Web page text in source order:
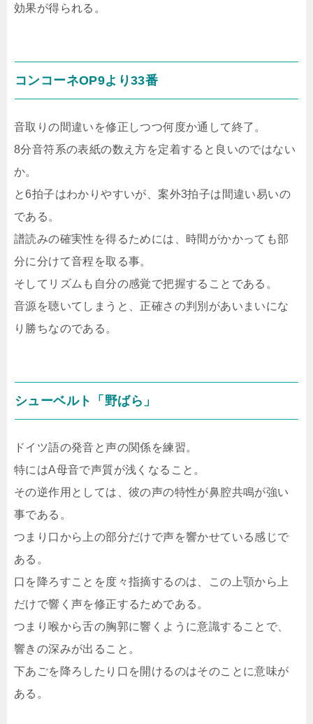
効果が得られる。
コンコーネOP9より33番
音取りの間違いを修正しつつ何度か通して終了。
8分音符系の表紙の数え方を定着すると良いのではない
か。
と6拍子はわかりやすいが、案外3拍子は間違い易いの
である。
譜読みの確実性を得るためには、時間がかかっても部
分に分けて音程を取る事。
そしてリズムも自分の感覚で把握することである。
音源を聴いてしまうと、正確さの判別があいまいにな
り勝ちなのである。
シューベルト「野ばら」
ドイツ語の発音と声の関係を練習。
特にはA母音で声質が浅くなること。
その逆作用としては、彼の声の特性が鼻腔共鳴が強い
事である。
つまり口から上の部分だけで声を響かせている感じで
ある。
口を降ろすことを度々指摘するのは、この上顎から上
だけで響く声を修正するためである。
つまり喉から舌の胸郭に響くように意識することで、
響きの深みが出ること。
下あごを降ろしたり口を開けるのはそのことに意味が
ある。